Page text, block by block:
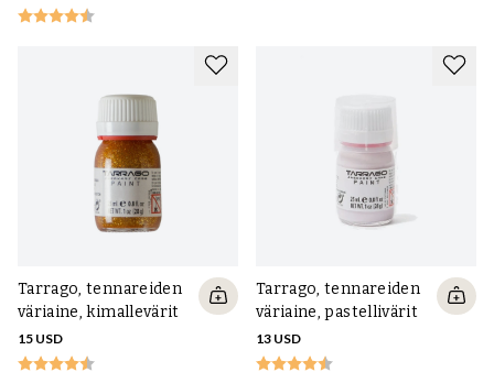
Tarrago, tennareiden
väriaine, kimallevärit
15 USD
Tarrago, tennareiden
väriaine, pastellivärit
13 USD